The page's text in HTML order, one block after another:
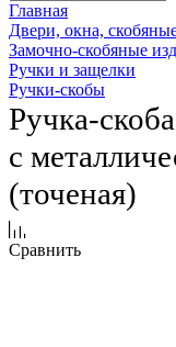
Главная
Двери, окна,
Замочно-скобяные
Ручки и защелки
Ручки-скобы
Ручка-
с
(точеная)
Сравнить